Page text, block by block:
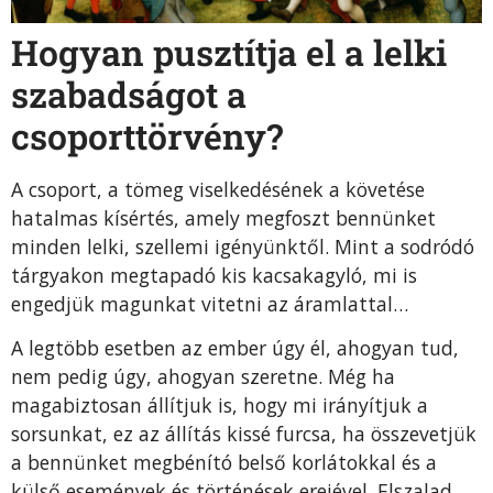
Hogyan pusztítja el a lelki
szabadságot a
csoporttörvény?
A csoport, a tömeg viselkedésének a követése
hatalmas kísértés, amely megfoszt bennünket
minden lelki, szellemi igényünktől. Mint a sodródó
tárgyakon megtapadó kis kacsakagyló, mi is
engedjük magunkat vitetni az áramlattal…
A legtöbb esetben az ember úgy él, ahogyan tud,
nem pedig úgy, ahogyan szeretne. Még ha
magabiztosan állítjuk is, hogy mi irányítjuk a
sorsunkat, ez az állítás kissé furcsa, ha összevetjük
a bennünket megbénító belső korlátokkal és a